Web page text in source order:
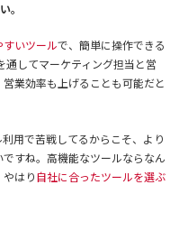
。
すいツールで、簡単に操作できる
してマーケティング担当と営
業効率も上げることも可能だと
用で苦戦してるからこそ、より
すね。高機能なツールならなん
はり自社に合ったツールを選ぶ